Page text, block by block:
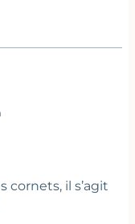
cornets, il s’agit